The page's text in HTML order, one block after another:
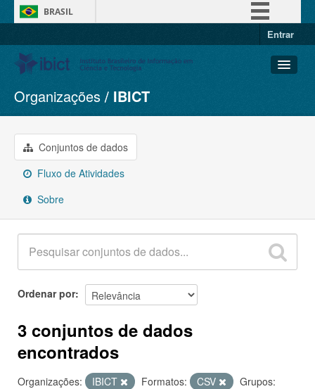
BRASIL
Entrar
Conjuntos de dados
Organizações
Grupos
Sobre
Organizações IBICT
Conjuntos de dados
Fluxo de Atividades
Sobre
Ordenar por
3 conjuntos de dados
encontrados
Organizações: IBICT Formatos: CSV
Grupos: